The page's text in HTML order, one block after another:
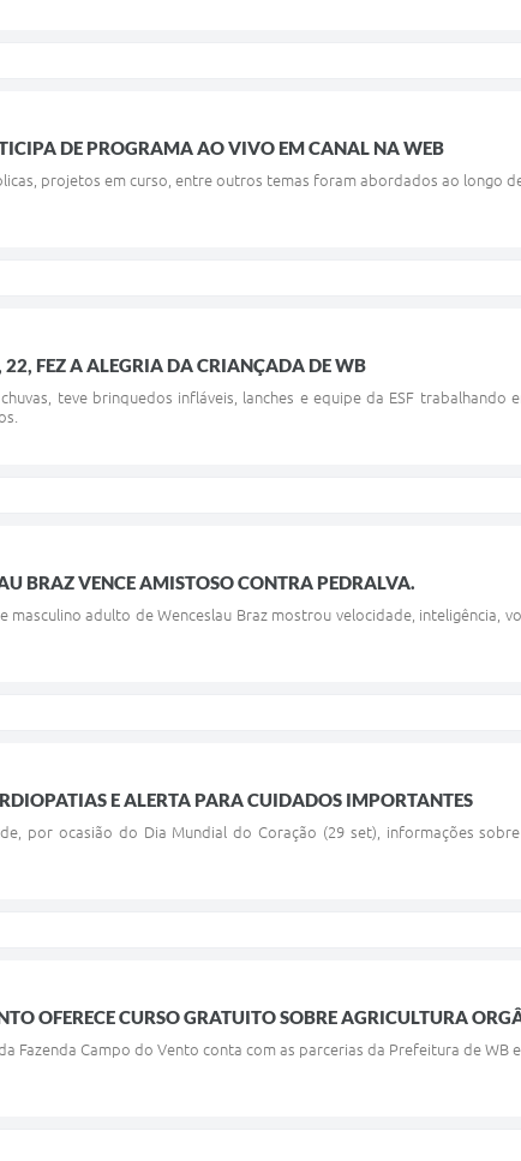
DE PROGRAMA AO VIVO EM CANAL NA WEB
projetos em curso, entre outros temas foram abordados ao longo
22, FEZ A ALEGRIA DA CRIANÇADA DE WB
teve brinquedos infláveis, lanches e equipe da ESF
BRAZ VENCE AMISTOSO CONTRA PEDRALVA.
masculino adulto de Wenceslau Braz mostrou velocidade,
E ALERTA PARA CUIDADOS IMPORTANTES
por ocasião do Dia Mundial do Coração (29 set), informações
OFERECE CURSO GRATUITO SOBRE AGRICULTURA
Fazenda Campo do Vento conta com as parcerias da Prefeitura de WB